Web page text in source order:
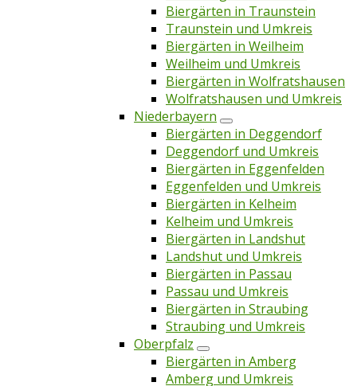
Biergärten in Traunstein
Traunstein und Umkreis
Biergärten in Weilheim
Weilheim und Umkreis
Biergärten in Wolfratshausen
Wolfratshausen und Umkreis
Niederbayern
Biergärten in Deggendorf
Deggendorf und Umkreis
Biergärten in Eggenfelden
Eggenfelden und Umkreis
Biergärten in Kelheim
Kelheim und Umkreis
Biergärten in Landshut
Landshut und Umkreis
Biergärten in Passau
Passau und Umkreis
Biergärten in Straubing
Straubing und Umkreis
Oberpfalz
Biergärten in Amberg
Amberg und Umkreis